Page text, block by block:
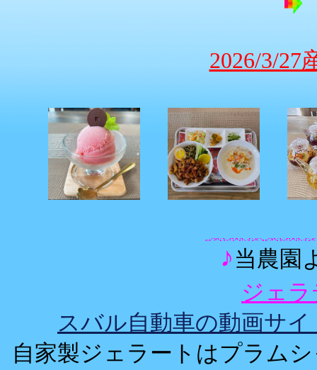
2026/3/27
♪ 当農園
ジェ
スバル自動車の動画サ
自家製ジェラートはプラム